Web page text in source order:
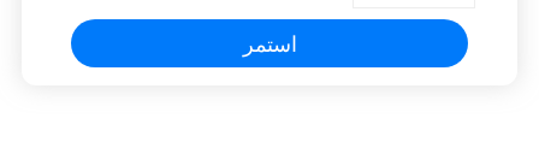
استمر